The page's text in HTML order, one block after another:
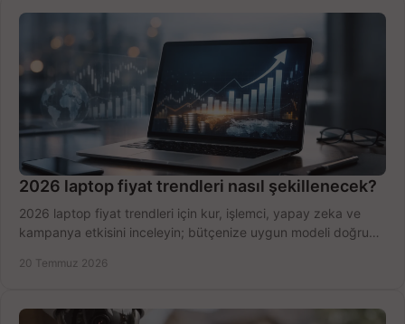
2026 laptop fiyat trendleri nasıl şekillenecek?
2026 laptop fiyat trendleri için kur, işlemci, yapay zeka ve
kampanya etkisini inceleyin; bütçenize uygun modeli doğru
20 Temmuz 2026